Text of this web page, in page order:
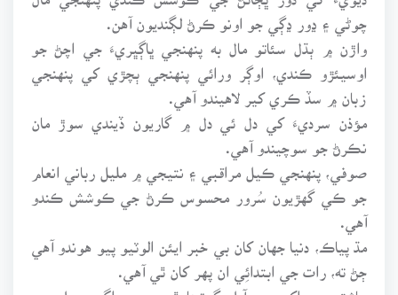
چوڻي ۽ ڍور ڍڳي جو اونو ڪرڻ لڳنديون آهن.
واڙن ۾ ٻڌل سئاتو مال به پنهنجي ڀاڳڀريءَ جي اچڻ جو
اوسيئڙو ڪندي، اوڳر ورائي پنهنجي ٻچڙي کي پنهنجي
زبان ۾ سڏ ڪري کير لاهيندو آهي.
مؤذن سرديءَ کي دل ئي دل ۾ گاريون ڏيندي سوڙ مان
نڪرڻ جو سوچيندو آهي.
صوفي، پنهنجي ڪيل مراقبي ۽ نتيجي ۾ مليل رباني انعام
جو ڪي گهڙيون سُرور محسوس ڪرڻ جي ڪوشش ڪندو
آهي.
مڌ پياڪ، دنيا جهان کان بي خبر ايئن الوٽيو پيو هوندو آهي
ڄڻ ته، رات جي ابتدائِي ان پهر کان ٿي آهي.
عاشق جي اکين ۾ آيل ڳوڙها ٿوري دير اڳ وصل جي